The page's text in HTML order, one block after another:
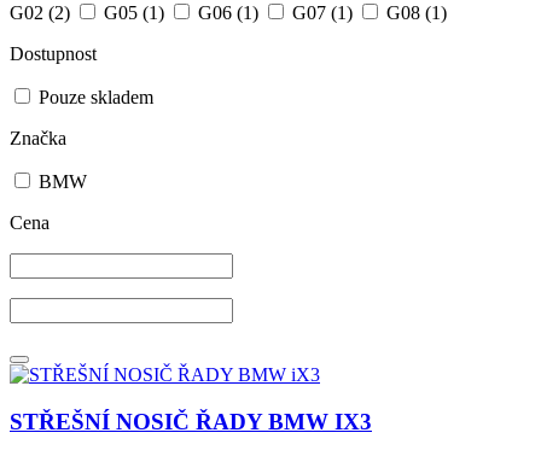
G02 (2) G05 (1) G06 (1) G07 (1) G08 (1)
Dostupnost
Pouze skladem
Značka
BMW
Cena
STŘEŠNÍ NOSIČ ŘADY BMW IX3